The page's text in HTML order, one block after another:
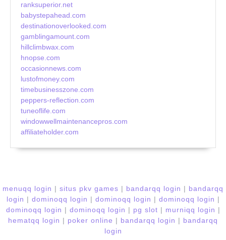
ranksuperior.net
babystepahead.com
destinationoverlooked.com
gamblingamount.com
hillclimbwax.com
hnopse.com
occasionnews.com
lustofmoney.com
timebusinesszone.com
peppers-reflection.com
tuneoflife.com
windowwellmaintenancepros.com
affiliateholder.com
menuqq login | situs pkv games | bandarqq login | bandarqq
login | dominoqq login | dominoqq login | dominoqq login |
dominoqq login | dominoqq login | pg slot | murniqq login |
hematqq login | poker online | bandarqq login | bandarqq
login